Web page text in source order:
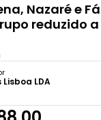
Nazaré e
reduzido
Lisboa LDA